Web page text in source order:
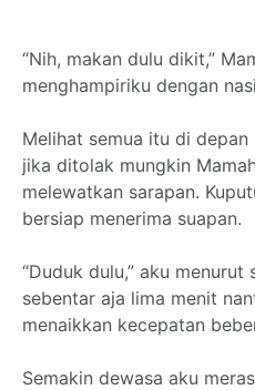
“Nih, makan dulu dikit,”
menghampiriku dengan
Melihat semua itu di
jika ditolak mungkin
melewatkan sarapan.
bersiap menerima suapan.
“Duduk dulu,” aku menurut
sebentar aja lima menit
menaikkan kecepatan
Semakin dewasa aku